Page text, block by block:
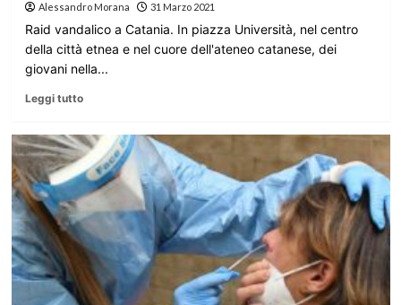
Alessandro Morana 31 Marzo 2021
Raid vandalico a Catania. In piazza Università, nel centro
della città etnea e nel cuore dell'ateneo catanese, dei
giovani nella...
Leggi tutto